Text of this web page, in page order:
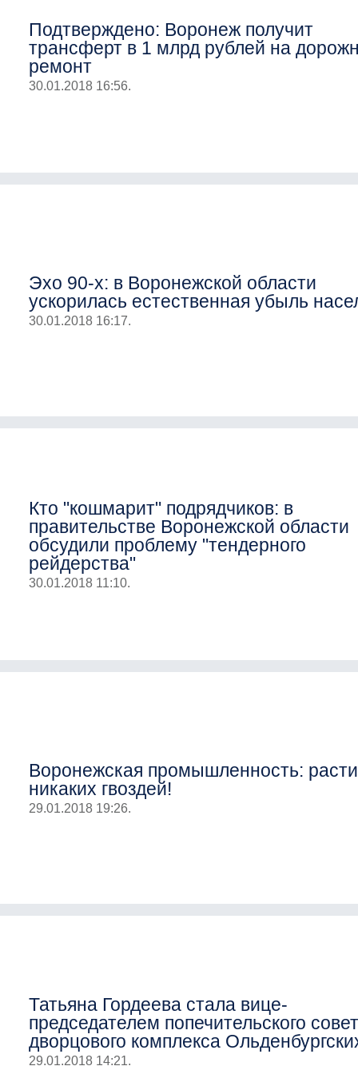
Подтверждено: Воронеж получит
трансферт в 1 млрд рублей на
ремонт
30.01.2018 16:56.
Эхо 90-х: в Воронежской области
ускорилась естественная убыль
30.01.2018 16:17.
Кто "кошмарит" подрядчиков: в
правительстве Воронежской области
обсудили проблему "тендерного
рейдерства"
30.01.2018 11:10.
Воронежская промышленность:
никаких гвоздей!
29.01.2018 19:26.
Татьяна Гордеева стала вице-
председателем попечительского
дворцового комплекса
29.01.2018 14:21.